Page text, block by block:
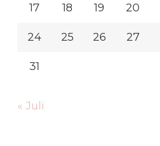
17 18 19 20
24 25 26 27
31
« Juli